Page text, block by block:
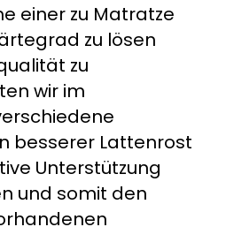
einer zu Matratze
zu lösen
zu
wir im
besserer Lattenrost
Unterstützung
und somit den